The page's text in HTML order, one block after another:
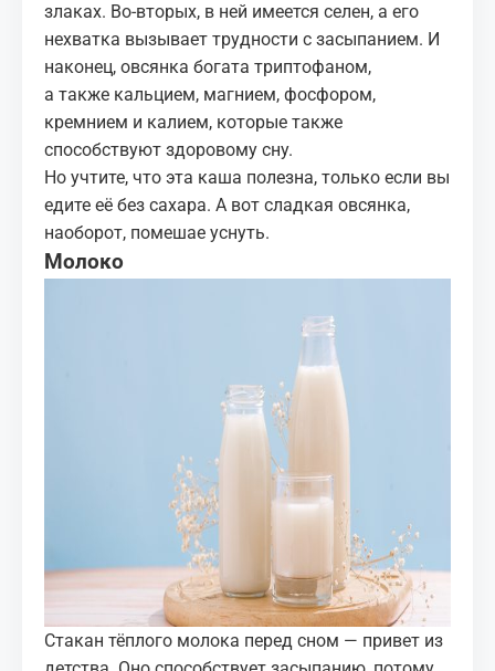
злаках. Во‑вторых, в ней имеется селен, а его
нехватка вызывает трудности с засыпанием. И
наконец, овсянка богата триптофаном,
а также кальцием, магнием, фосфором,
кремнием и калием, которые также
способствуют здоровому сну.
Но учтите, что эта каша полезна, только если вы
едите её без сахара. А вот сладкая овсянка,
наоборот, помешае уснуть.
Молоко
Стакан тёплого молока перед сном — привет из